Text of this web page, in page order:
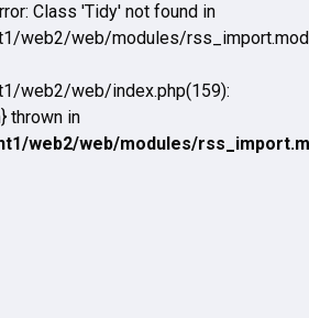
Class 'Tidy' not found in
web2/web/modules/
web2/web/index.php(159):
thrown in
web2/web/modules/